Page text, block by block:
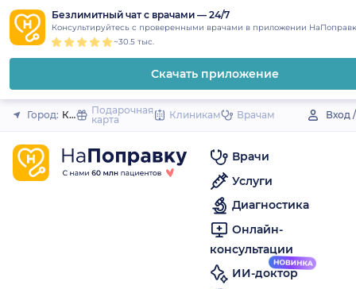
to
content
Безлимитный чат с врачами — 24/7
Консультируйтесь с проверенными врачами в приложении
~30.5 тыс.
Скачать приложение
Закрыть
Город: Катав-Ивановск
Подарочная
карта
Клиникам Врачам Вход
Врачи
Услуги
Диагностика
Онлайн-
консультации
ИИ-доктор